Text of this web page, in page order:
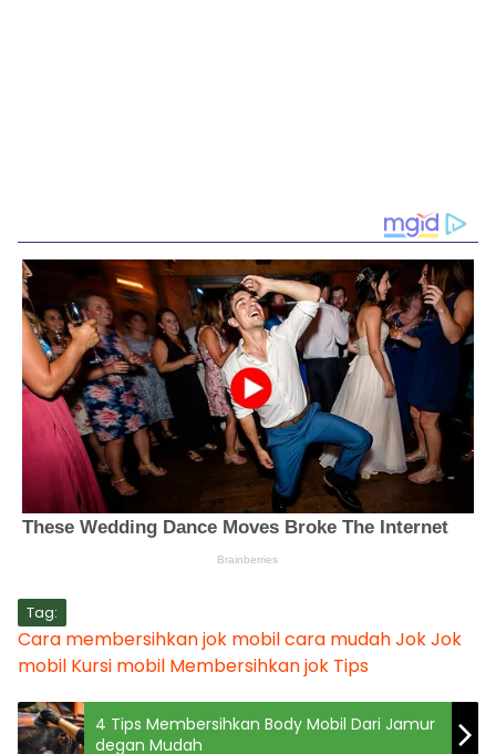
Tag:
Cara membersihkan jok mobilcara mudahJokJok
mobil Kursi mobil Membersihkan jok Tips
4 Tips Membersihkan Body Mobil Dari Jamur
degan Mudah